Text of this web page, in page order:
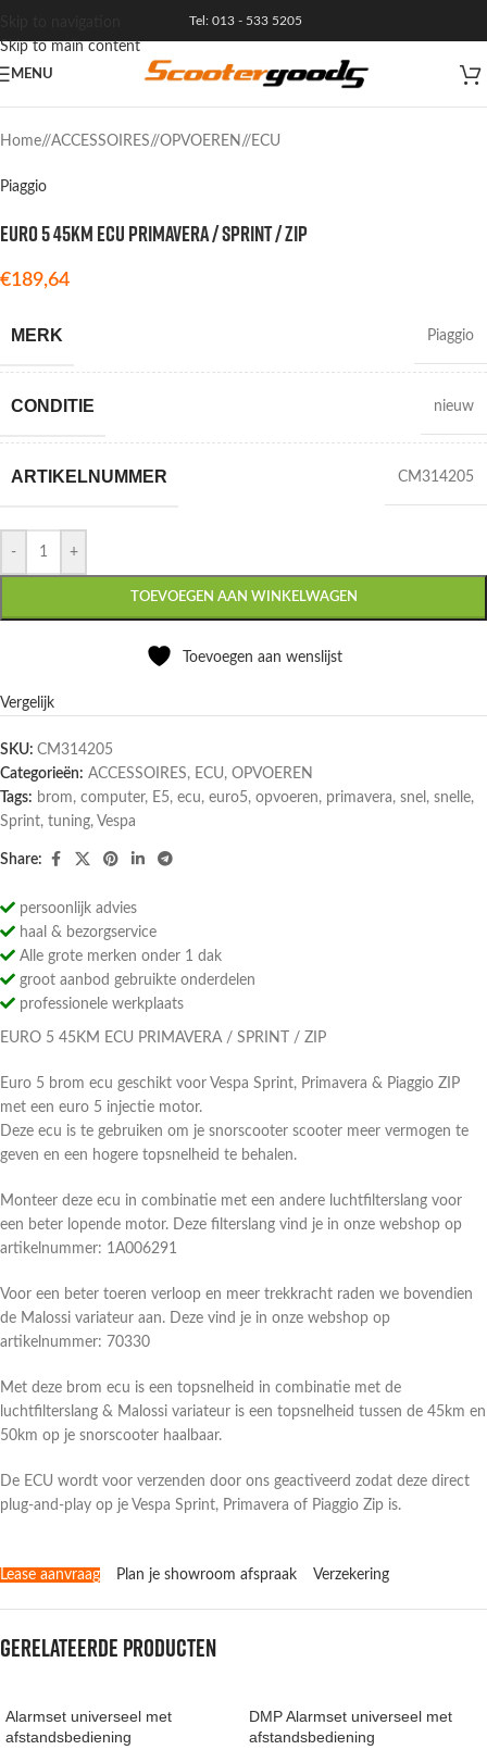
Skip to main content
Tel: 013 - 533 5205
MENU
Home/ ACCESSOIRES/ OPVOEREN / ECU
Piaggio
EURO 5 45KM ECU PRIMAVERA / SPRINT / ZIP
€189,64
MERK Piaggio
CONDITIE nieuw
ARTIKELNUMMER CM314205
- +
TOEVOEGEN AAN WINKELWAGEN
Toevoegen aan wenslijst
Vergelijk
SKU: CM314205
Categorieën: ACCESSOIRES, ECU, OPVOEREN
Tags: brom, computer, E5, ecu, euro5, opvoeren, primavera, snel , snelle,
Sprint, tuning, Vespa
Share:
persoonlijk advies
haal & bezorgservice
Alle grote merken onder 1 dak
groot aanbod gebruikte onderdelen
professionele werkplaats
EURO 5 45KM ECU PRIMAVERA / SPRINT / ZIP
Euro 5 brom ecu geschikt voor Vespa Sprint, Primavera & Piaggio ZIP
met een euro 5 injectie motor.
Deze ecu is te gebruiken om je snorscooter scooter meer vermogen te
geven en een hogere topsnelheid te behalen.
Monteer deze ecu in combinatie met een andere luchtfilterslang voor
een beter lopende motor. Deze filterslang vind je in onze webshop op
artikelnummer: 1A006291
Voor een beter toeren verloop en meer trekkracht raden we bovendien
de Malossi variateur aan. Deze vind je in onze webshop op
artikelnummer: 70330
Met deze brom ecu is een topsnelheid in combinatie met de
luchtfilterslang & Malossi variateur is een topsnelheid tussen de 45km en
50km op je snorscooter haalbaar.
De ECU wordt voor verzenden door ons geactiveerd zodat deze direct
plug-and-play op je Vespa Sprint, Primavera of Piaggio Zip is.
Lease aanvraag Plan je showroom afspraak Verzekering
Gerelateerde producten
Alarmset universeel met
afstandsbediening
DMP Alarmset universeel met
afstandsbediening